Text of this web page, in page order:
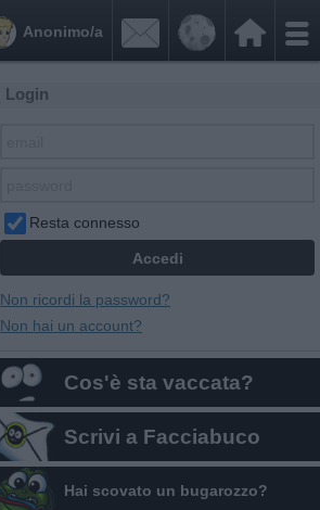


Anonimo/a
Login
Resta connesso
Non ricordi la password?
Non hai un account?
Cos'è sta vaccata?
Scrivi a Facciabuco
Hai scovato un bugarozzo?